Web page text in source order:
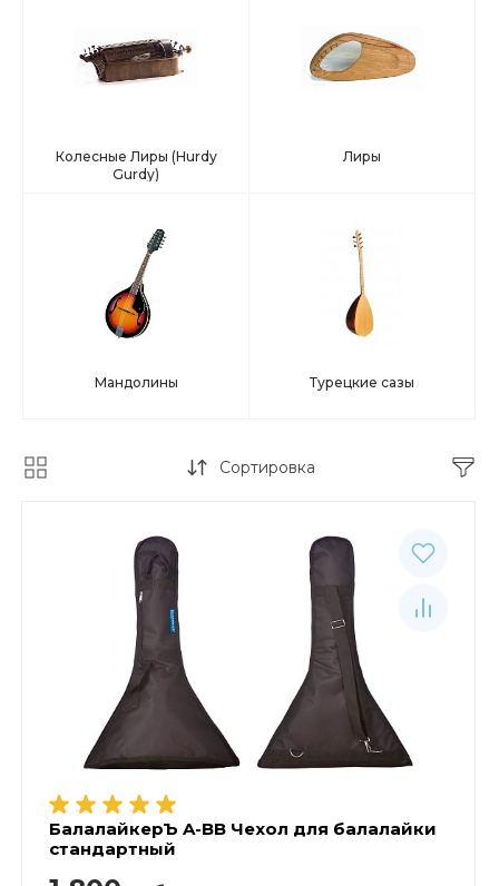
Колесные Лиры (Hurdy
Gurdy)
Лиры
Мандолины Турецкие сазы
Сортировка
БалалайкерЪ A-BB Чехол для балалайки
стандартный